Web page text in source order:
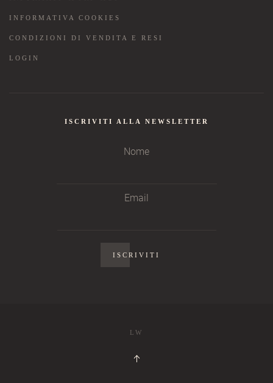
INFORMATIVA COOKIES
CONDIZIONI DI VENDITA E RESI
LOGIN
ISCRIVITI ALLA NEWSLETTER
Nome
Email
LW